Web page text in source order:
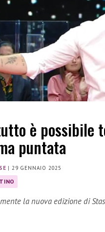
è possibile
puntata
|29 GENNAIO 2025
la nuova edizione di